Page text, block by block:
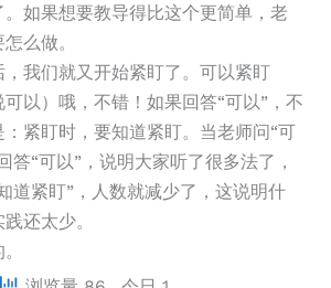
如果想要教导得比这个更简单，老
么做。
我们就又开始紧盯了。可以紧盯
以）哦，不错！如果回答“可以”，不
紧盯时，要知道紧盯。当老师问“可
答“可以”，说明大家听了很多法了，
道紧盯”，人数就减少了，这说明什
还太少。